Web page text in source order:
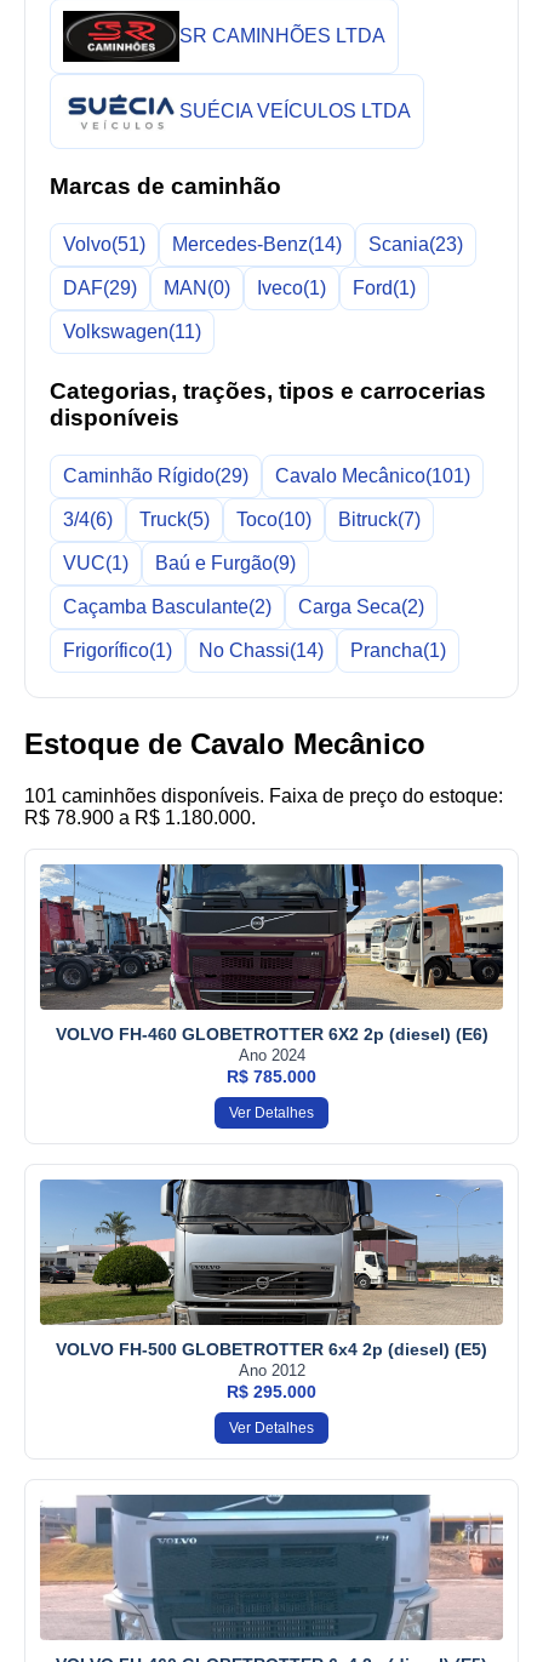
SR CAMINHÕES LTDA
SUÉCIA VEÍCULOS LTDA
Marcas de caminhão
Volvo(51) Mercedes-Benz(14) Scania(23)
DAF(29) MAN (0) Iveco(1) Ford(1)
Volkswagen(11)
Categorias, trações, tipos e carrocerias
disponíveis
Caminhão Rígido(29) Cavalo Mecânico(101)
3/4(6) Truck(5) Toco(10) Bitruck(7)
VUC(1) Baú e Furgão(9)
Caçamba Basculante(2) Carga Seca(2)
Frigorífico(1) No Chassi(14) Prancha(1)
Estoque de Cavalo Mecânico
101 caminhões disponíveis. Faixa de preço do estoque:
R$ 78.900 a R$ 1.180.000.
VOLVO FH-460 GLOBETROTTER 6X2 2p (diesel) (E6)
Ano 2024
R$ 785.000
Ver Detalhes
VOLVO FH-500 GLOBETROTTER 6x4 2p (diesel) (E5)
Ano 2012
R$ 295.000
Ver Detalhes